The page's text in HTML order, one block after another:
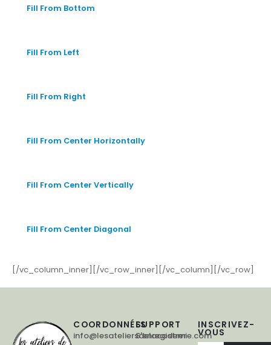
Fill From Bottom
Fill From Left
Fill From Right
Fill From Center Horizontally
Fill From Center Vertically
Fill From Center Diagonal
[/vc_column_inner][/vc_row_inner][/vc_column][/vc_row]
INSCRIVEZ-
VOUS
COORDONNÉES
info@lesateliersdelacademie.com
SUPPORT
S'enregistrer